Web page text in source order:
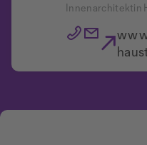
Innenarchitektin